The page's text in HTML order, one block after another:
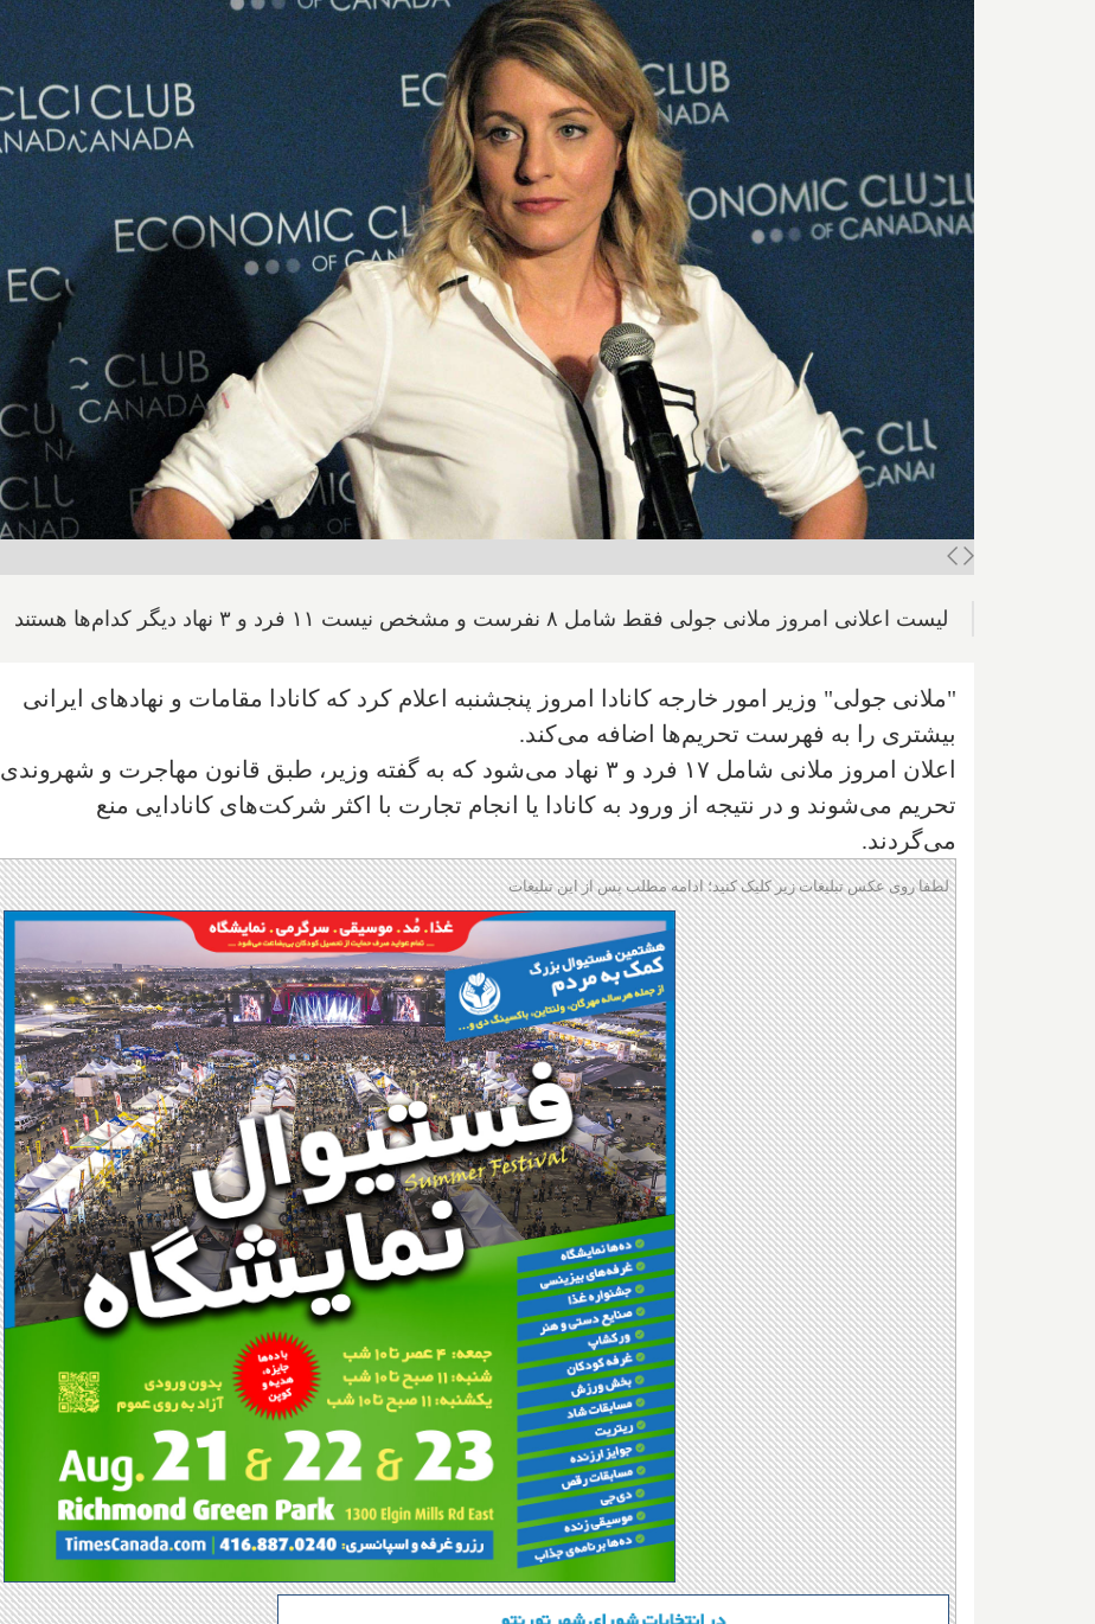
لیست اعلانی امروز ملانی جولی فقط شامل ۸ نفرست و مشخص نیست ۱۱ فرد و ۳ نهاد دیگر کدام‌ها هستند
"ملانی جولی" وزیر امور خارجه کانادا امروز پنجشنبه اعلام کرد که کانادا مقامات و نهادهای ایرانی
بیشتری را به فهرست تحریم‌ها اضافه می‌کند.
اعلان امروز ملانی شامل ۱۷ فرد و ۳ نهاد می‌شود که به گفته وزیر، طبق قانون مهاجرت و شهروندی
تحریم می‌شوند و در نتیجه از ورود به کانادا یا انجام تجارت با اکثر شرکت‌های کانادایی منع
می‌گردند.
لطفا روی عکس تبلیغات زیر کلیک کنید؛ ادامه مطلب پس از این تبلیغات